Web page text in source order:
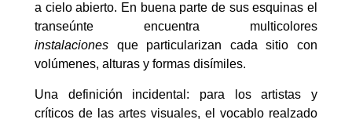
a cielo abierto. En buena parte de sus esquinas el
transeúnte encuentra multicolores
instalaciones que particularizan cada sitio con
volúmenes, alturas y formas disímiles.
Una definición incidental: para los artistas y
críticos de las artes visuales, el vocablo realzado